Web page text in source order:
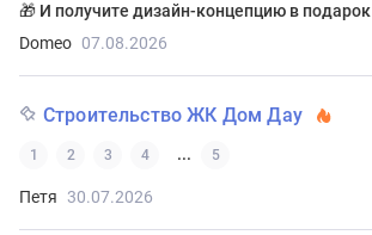
🎁 И получите дизайн-концепцию в подарок
Domeo 07.08.2026
Строительство ЖК Дом Дау
1 2 3 4 ... 5
Петя 30.07.2026